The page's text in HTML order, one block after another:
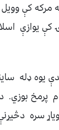
مرکه کې
کې یوازې
يوه ډله
پرمخ بوزي.
سره